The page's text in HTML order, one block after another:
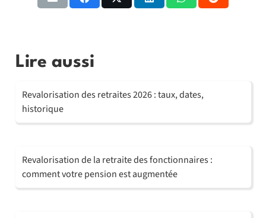
Lire aussi
Revalorisation des retraites 2026 : taux, dates,
historique
Revalorisation de la retraite des fonctionnaires :
comment votre pension est augmentée